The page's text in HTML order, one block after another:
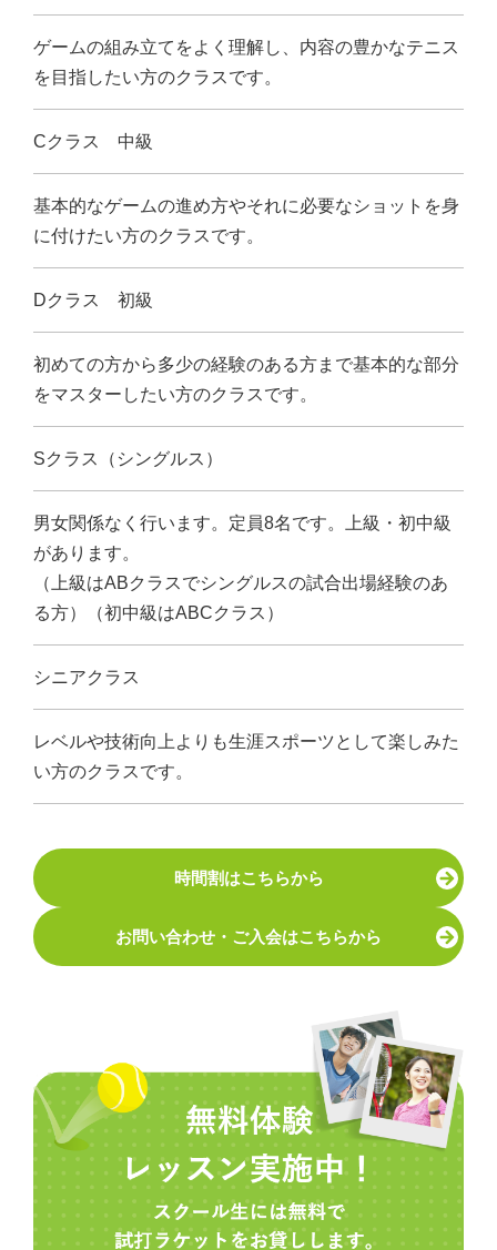
ゲームの組み立てをよく理解し、内容の豊かなテニス
を目指したい方のクラスです。
Cクラス 中級
基本的なゲームの進め方やそれに必要なショットを身
に付けたい方のクラスです。
Dクラス 初級
初めての方から多少の経験のある方まで基本的な部分
をマスターしたい方のクラスです。
Sクラス（シングルス）
男女関係なく行います。定員8名です。上級・初中級
があります。
（上級はABクラスでシングルスの試合出場経験のあ
る方）（初中級はABCクラス）
シニアクラス
レベルや技術向上よりも生涯スポーツとして楽しみた
い方のクラスです。
時間割はこちらから
お問い合わせ・ご入会はこちらから